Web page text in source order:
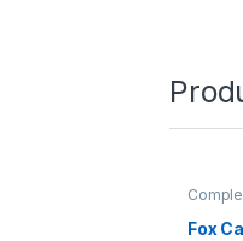
Fox